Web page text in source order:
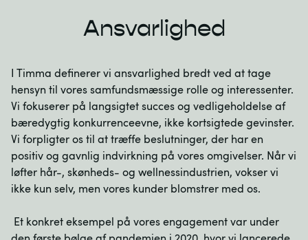
Ansvarlighed
I Timma definerer vi ansvarlighed bredt ved at tage
hensyn til vores samfundsmæssige rolle og interessenter.
Vi fokuserer på langsigtet succes og vedligeholdelse af
bæredygtig konkurrenceevne, ikke kortsigtede gevinster.
Vi forpligter os til at træffe beslutninger, der har en
positiv og gavnlig indvirkning på vores omgivelser. Når vi
løfter hår-, skønheds- og wellnessindustrien, vokser vi
ikke kun selv, men vores kunder blomstrer med os.